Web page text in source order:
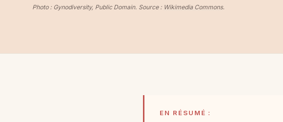
Photo : Gynodiversity, Public Domain. Source : Wikimedia Commons.
EN RÉSUMÉ :